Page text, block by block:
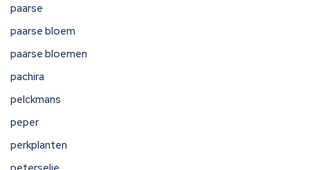
paarse
paarse bloem
paarse bloemen
pachira
pelckmans
peper
perkplanten